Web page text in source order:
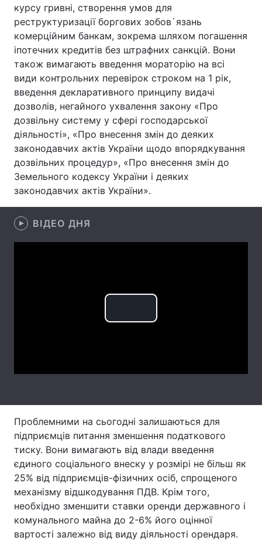
Головна Війна
Україна Політика
Спорт Наука
Техно і зв'язок Лайт
Зброя Інциденти
Здоров'я Туризм
Екологія
курсу гривні, створення умов для
реструктуризації боргових зобов`язань
комерційним банкам, зокрема шляхом погашення
іпотечних кредитів без штрафних санкцій. Вони
також вимагають введення мораторію на всі
види контрольних перевірок строком на 1 рік,
введення декларативного принципу видачі
дозволів, негайного ухвалення закону «Про
дозвільну систему у сфері господарської
діяльності», «Про внесення змін до деяких
законодавчих актів України щодо впорядкування
дозвільних процедур», «Про внесення змін до
Земельного кодексу України і деяких
законодавчих актів України».
ВІДЕО ДНЯ
Play
Проблемними на сьогодні залишаються для
підприємців питання зменшення податкового
тиску. Вони вимагають від влади введення
єдиного соціального внеску у розмірі не більш як
25% від підприємців-фізичних осіб, спрощеного
механізму відшкодування ПДВ. Крім того,
необхідно зменшити ставки оренди державного і
комунального майна до 2-6% його оцінної
вартості залежно від виду діяльності орендаря.